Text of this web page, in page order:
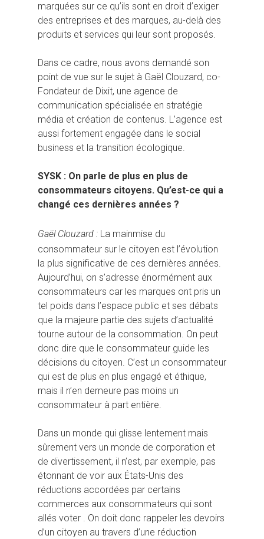
Hit enter to search or ESC to close
marquées sur ce qu’ils sont en droit d’exiger
des entreprises et des marques, au-delà des
produits et services qui leur sont proposés.
Dans ce cadre, nous avons demandé son
point de vue sur le sujet à Gaël Clouzard, co-
Fondateur de Dixit, une agence de
communication spécialisée en stratégie
média et création de contenus. L’agence est
aussi fortement engagée dans le social
business et la transition écologique.
SYSK : On parle de plus en plus de
consommateurs citoyens. Qu’est-ce qui a
changé ces dernières années ?
Gaël Clouzard : La mainmise du
consommateur sur le citoyen est l’évolution
la plus significative de ces dernières années.
Aujourd’hui, on s’adresse énormément aux
consommateurs car les marques ont pris un
tel poids dans l’espace public et ses débats
que la majeure partie des sujets d’actualité
tourne autour de la consommation. On peut
donc dire que le consommateur guide les
décisions du citoyen. C’est un consommateur
qui est de plus en plus engagé et éthique,
mais il n’en demeure pas moins un
consommateur à part entière.
Dans un monde qui glisse lentement mais
sûrement vers un monde de corporation et
de divertissement, il n’est, par exemple, pas
étonnant de voir aux États-Unis des
réductions accordées par certains
commerces aux consommateurs qui sont
allés voter . On doit donc rappeler les devoirs
d’un citoyen au travers d’une réduction